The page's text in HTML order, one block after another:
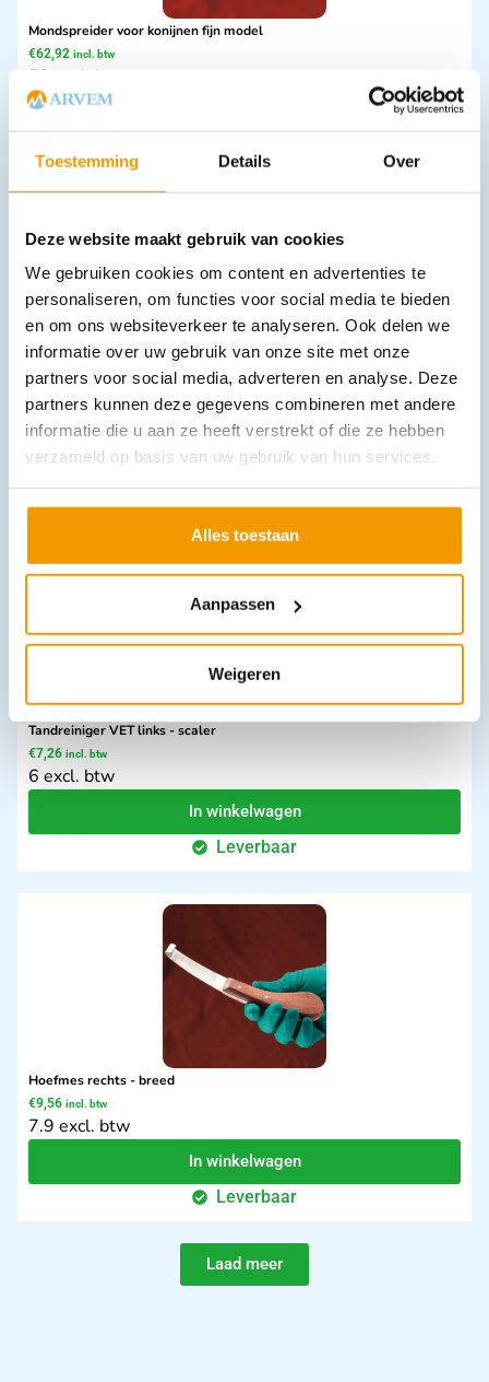
Toestemming Details Over
Deze website maakt gebruik van cookies
We gebruiken cookies om content en advertenties te
personaliseren, om functies voor social media te bieden
en om ons websiteverkeer te analyseren. Ook delen we
informatie over uw gebruik van onze site met onze
partners voor social media, adverteren en analyse. Deze
partners kunnen deze gegevens combineren met andere
informatie die u aan ze heeft verstrekt of die ze hebben
verzameld op basis van uw gebruik van hun services.
Alles toestaan
Aanpassen
Weigeren
Mondspreider voor konijnen fijn model
€62,92 incl. btw
52 excl. btw
Hoefmes rechts - smal
€9,56 incl. btw
7.9 excl. btw
In winkelwagen
Tandreiniger VET links - scaler
€7,26 incl. btw
6 excl. btw
In winkelwagen
Leverbaar
Hoefmes rechts - breed
€9,56 incl. btw
7.9 excl. btw
In winkelwagen
Leverbaar
Laad meer